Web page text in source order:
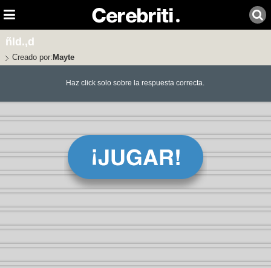
ñld.,d
Creado por: Mayte
Haz click solo sobre la respuesta correcta.